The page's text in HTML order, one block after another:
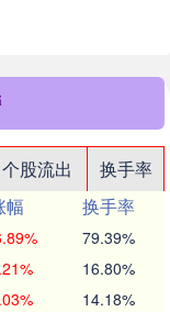
个股流出
换手率
幅
换手率
79.39%
16.80%
14.18%